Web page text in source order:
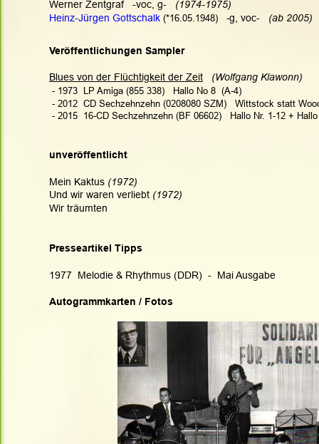
Veröffentlichungen Sampler
Blues von der Flüchtigkeit der Zeit
(Wolfgang Klawonn)
- 1973  LP Amiga (855 338)   Hallo No 8  (A-4)
- 2012  CD Sechzehnzehn (0208080 SZM)   Wittstock statt
- 2015  16-CD Sechzehnzehn (BF 06602)   Hallo Nr. 1-12 + Hallo
unveröffentlicht
Mein Kaktus (1972)
Und wir waren verliebt (1972)
Wir träumten
Presseartikel Tipps
1977  Melodie & Rhythmus (DDR)  -  Mai Ausgabe
Autogrammkarten / Fotos
Werner Zentgraf   -voc, g- (1974-1975)
Heinz-Jürgen Gottschalk (*16.05.1948)   -g, voc- (ab 2005)